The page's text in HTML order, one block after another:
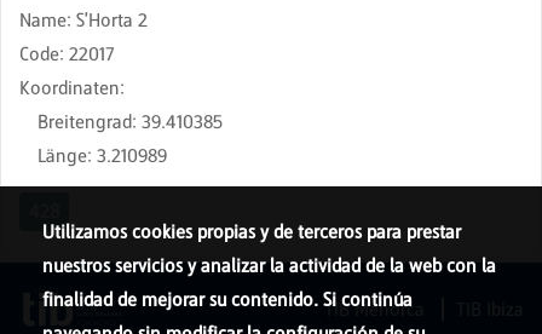
Name: S'Horta 2
Code: 22017
Koordinaten:
Breitengrad: 39.410385
Länge: 3.210989
Utilizamos cookies propias y de terceros para prestar
nuestros servicios y analizar la actividad de la web con la
finalidad de mejorar su contenido. Si continúa
TIB Menorca